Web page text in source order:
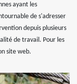
ayant les
de s'adresser
depuis plusieurs
de travail. Pour les
site web.